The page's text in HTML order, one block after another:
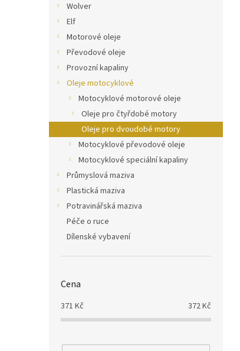
Wolver
Elf
Motorové oleje
Převodové oleje
Provozní kapaliny
Oleje motocyklové
Motocyklové motorové oleje
Oleje pro čtyřdobé motory
Oleje pro dvoudobé motory
Motocyklové převodové oleje
Motocyklové speciální kapaliny
Průmyslová maziva
Plastická maziva
Potravinářská maziva
Péče o ruce
Dílenské vybavení
Cena
371 Kč 372Kč